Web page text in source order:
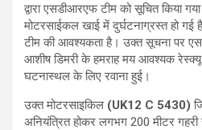
द्वारा एसडीआरएफ टीम को सूचित किया
मोटरसाईकल खाई में दुर्घटनाग्रस्त हो
टीम की आवश्यकता है। उक्त सूचना पर
आशीष डिमरी के हमराह मय आवश्यक
घटनास्थल के लिए रवाना हुई।
उक्त मोटरसाइकिल (UK12 C 5430)
अनियंत्रित होकर लगभग 200 मीटर गहरी